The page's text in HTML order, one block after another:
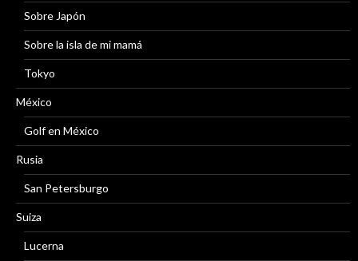
Sobre Japón
Sobre la isla de mi mamá
Tokyo
México
Golf en México
Rusia
San Petersburgo
Suiza
Lucerna